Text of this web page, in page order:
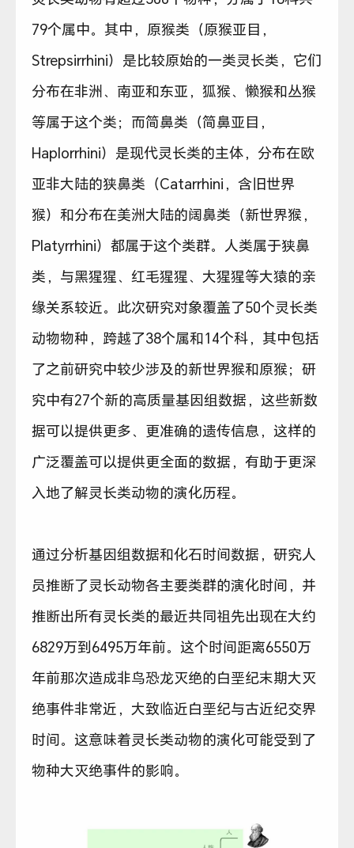
79个属中。其中，原猴类（原猴亚目，
Strepsirrhini）是比较原始的一类灵长类，它们
分布在非洲、南亚和东亚，狐猴、懒猴和丛猴
等属于这个类；而简鼻类（简鼻亚目，
Haplorrhini）是现代灵长类的主体，分布在欧
亚非大陆的狭鼻类（Catarrhini，含旧世界
猴）和分布在美洲大陆的阔鼻类（新世界猴，
Platyrrhini）都属于这个类群。人类属于狭鼻
类，与黑猩猩、红毛猩猩、大猩猩等大猿的亲
缘关系较近。此次研究对象覆盖了50个灵长类
动物物种，跨越了38个属和14个科，其中包括
了之前研究中较少涉及的新世界猴和原猴；研
究中有27个新的高质量基因组数据，这些新数
据可以提供更多、更准确的遗传信息，这样的
广泛覆盖可以提供更全面的数据，有助于更深
入地了解灵长类动物的演化历程。
通过分析基因组数据和化石时间数据，研究人
员推断了灵长动物各主要类群的演化时间，并
推断出所有灵长类的最近共同祖先出现在大约
6829万到6495万年前。这个时间距离6550万
年前那次造成非鸟恐龙灭绝的白垩纪末期大灭
绝事件非常近，大致临近白垩纪与古近纪交界
时间。这意味着灵长类动物的演化可能受到了
物种大灭绝事件的影响。